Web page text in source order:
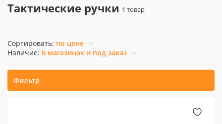
Тактические ручки
Сортировать: по цене
Наличие: в магазинах и под заказ
Фильтр